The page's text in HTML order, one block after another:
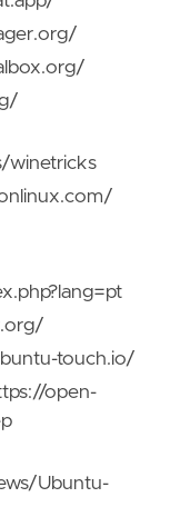
winetricks
touch.io/
open-
Ubuntu-